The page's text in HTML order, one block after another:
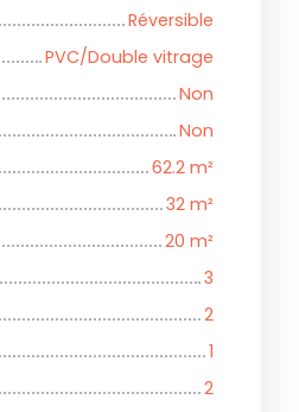
Réversible
PVC/Double vitrage
Non
Non
62.2 m²
32 m²
20 m²
3
2
1
2